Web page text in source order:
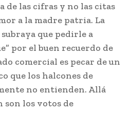
de las cifras y no las citas
a la madre patria. La
que pedirle a
por el buen recuerdo de
comercial es pecar de un
que los halcones de
no entienden. Allá
son los votos de